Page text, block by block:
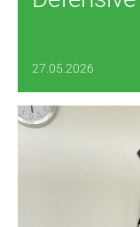
27.05.2026